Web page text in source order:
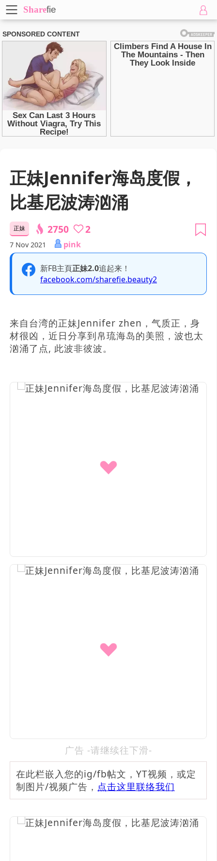
Sharefie
正妹Jennifer海岛度假，
比基尼波涛汹涌
正妹 2750 2
7 Nov 2021 pink
新FB主頁正妹2.0追起来！
facebook.com/sharefie.beauty2
来自台湾的正妹Jennifer zhen，气质正，身
材很凶，近日分享到帛琉海岛的美照，波也太
汹涌了点, 此波非彼波。
广告 -请继续往下滑-
在此栏嵌入您的ig/fb帖文，YT视频，或定
制图片/视频广告， 点击这里联络我们